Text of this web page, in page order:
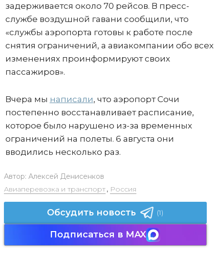
задерживается около 70 рейсов. В пресс-
службе воздушной гавани сообщили, что
«службы аэропорта готовы к работе после
снятия ограничений, а авиакомпании обо всех
изменениях проинформируют своих
пассажиров».
Вчера мы написали, что аэропорт Сочи
постепенно восстанавливает расписание,
которое было нарушено из-за временных
ограничений на полеты. 6 августа они
вводились несколько раз.
Автор: Алексей Денисенков
Авиаперевозка и транспорт, Россия
Обсудить новость (1)
Подписаться в MAX